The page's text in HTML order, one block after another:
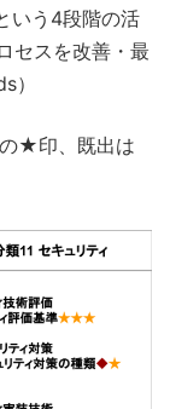
いう4段階の活
セスを改善・最
）
★印、既出は